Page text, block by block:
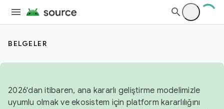
BELGELER
2026'dan itibaren, ana kararlı geliştirme modelimizle
uyumlu olmak ve ekosistem için platform kararlılığını